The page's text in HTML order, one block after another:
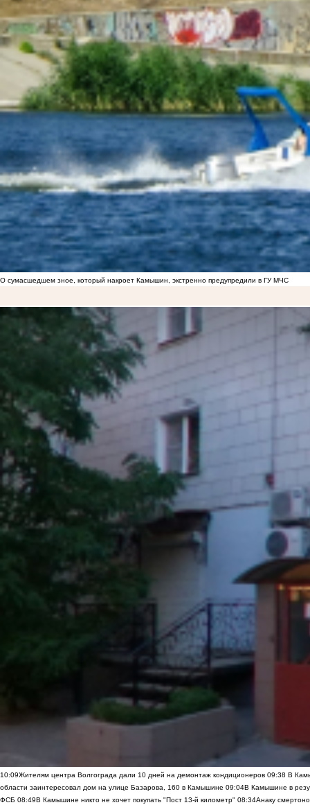
О сумасшедшем зное, который накроет Камышин, экстренно предупредили в ГУ МЧС
10:09Жителям центра Волгограда дали 10 дней на демонтаж кондиционеров 09:38 В
области заинтересовал дом на улице Базарова, 160 в Камышине 09:04В Камышине в
ФСБ 08:49В Камышине никто не хочет покупать "Пост 13-й километр" 08:34Анаку